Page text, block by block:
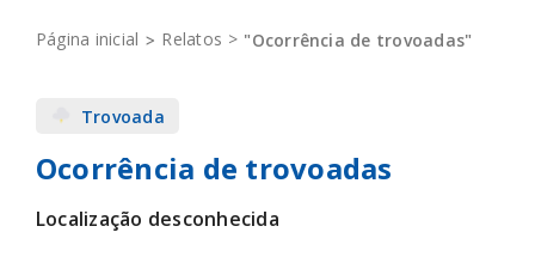
EVENTOS
DEFINIÇÕES
F.A.Q.
Página inicial Relatos "Ocorrência de trovoadas"
Trovoada
Ocorrência de trovoadas
Localização desconhecida